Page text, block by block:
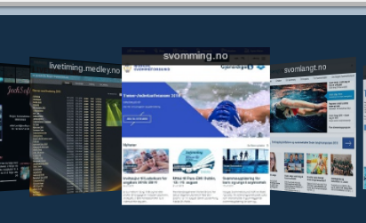
livetiming.medley.no
svomming.no
svomlangt.no